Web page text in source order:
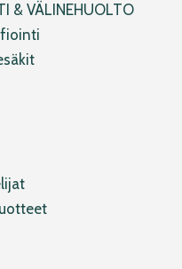
& VÄLINEHUOLTO